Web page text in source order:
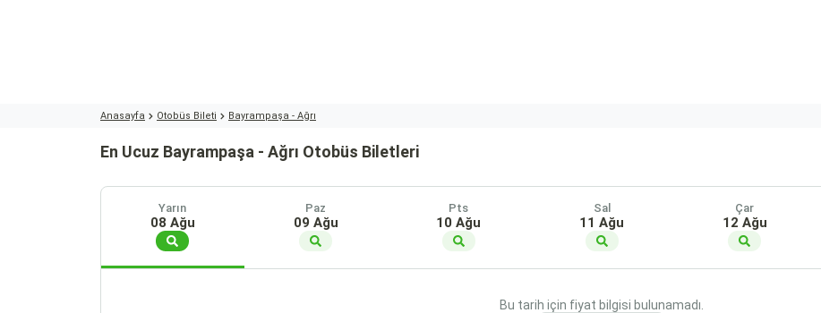
Anasayfa Otobüs Bileti Bayrampaşa - Ağrı
En Ucuz Bayrampaşa - Ağrı Otobüs Biletleri
Yarın
08 Ağu
Paz
09 Ağu
Pts
10 Ağu
Sal
11 Ağu
Çar
12 Ağu
Bu tarih için fiyat bilgisi bulunamadı.